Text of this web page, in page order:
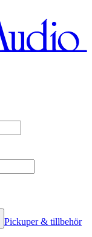
Pickuper & tillbehör